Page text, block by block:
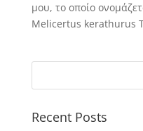
μου, το οποίο
Melicertus kerathurus
Recent Posts